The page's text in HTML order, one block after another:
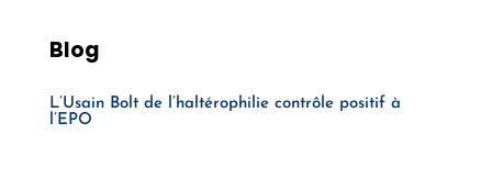
Blog
L’Usain Bolt de l’haltérophilie contrôle positif à
l’EPO